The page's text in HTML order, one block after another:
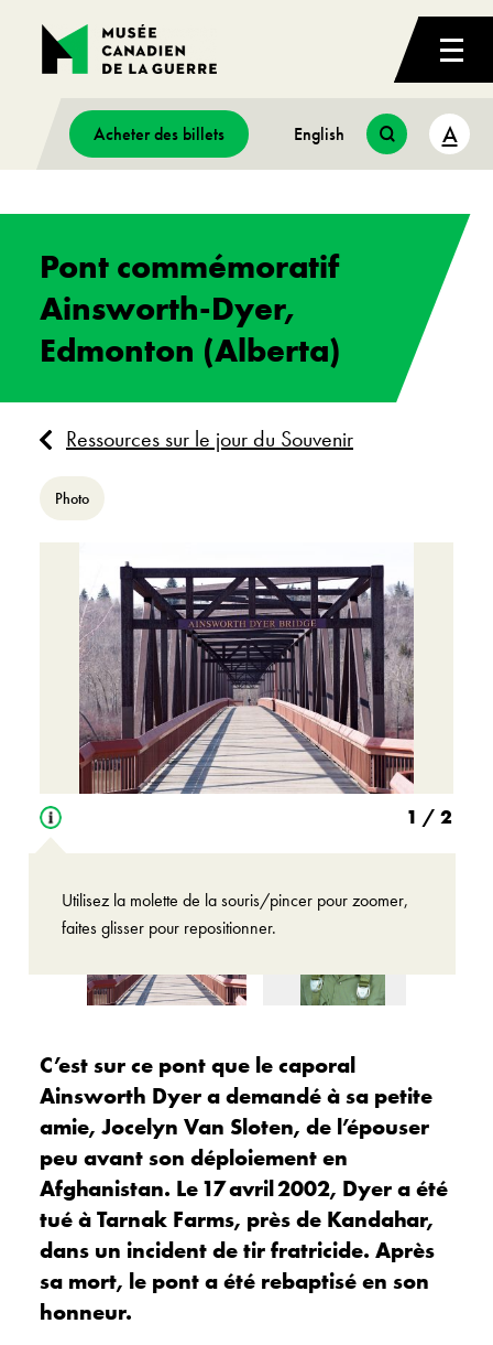
Acheter des billets English A
Pont commémoratif
Ainsworth-Dyer,
Edmonton (Alberta)
Ressources sur le jour du Souvenir
Photo
1 / 2
Open
tooltip
Utilisez la molette de la souris/pincer pour zoomer,
faites glisser pour repositionner.
C’est sur ce pont que le caporal
Ainsworth Dyer a demandé à sa petite
amie, Jocelyn Van Sloten, de l’épouser
peu avant son déploiement en
Afghanistan. Le 17 avril 2002, Dyer a été
tué à Tarnak Farms, près de Kandahar,
dans un incident de tir fratricide. Après
sa mort, le pont a été rebaptisé en son
honneur.